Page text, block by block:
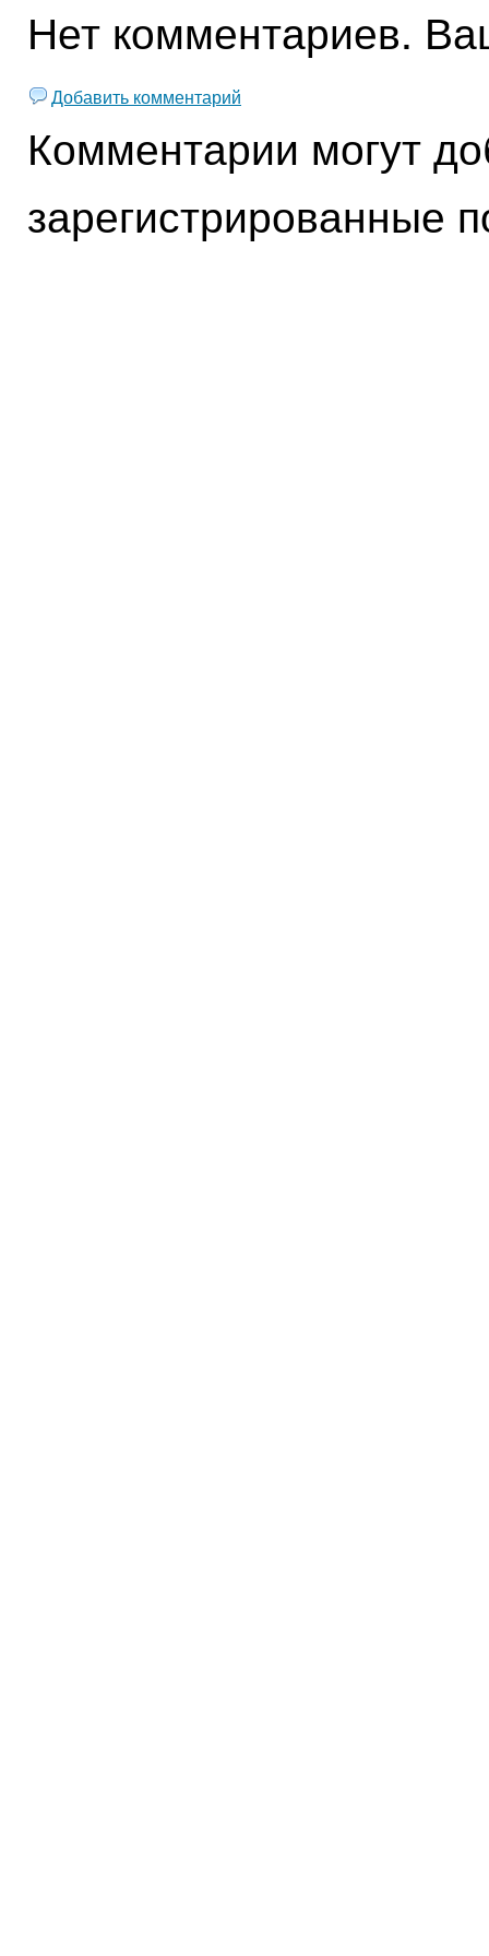
Нет комментариев.
Добавить комментарий
Комментарии могут
зарегистрированные